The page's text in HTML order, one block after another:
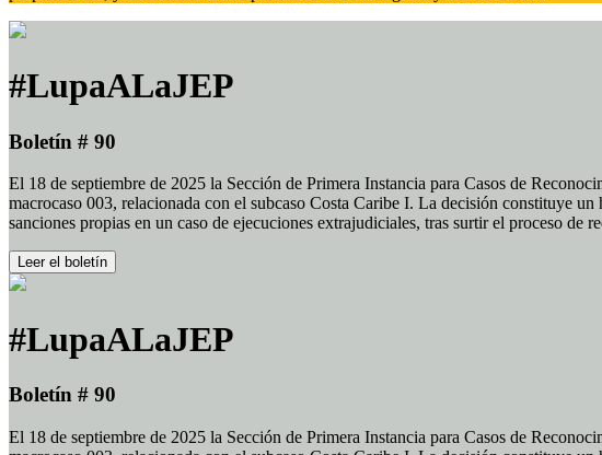
#LupaALaJEP
Boletín # 90
El 18 de septiembre de 2025 la Sección de Primera Instancia para Casos de
macrocaso 003, relacionada con el subcaso Costa Caribe I. La decisión constituye
sanciones propias en un caso de ejecuciones extrajudiciales, tras surtir el proceso de
Leer el boletín
#LupaALaJEP
Boletín # 90
El 18 de septiembre de 2025 la Sección de Primera Instancia para Casos de